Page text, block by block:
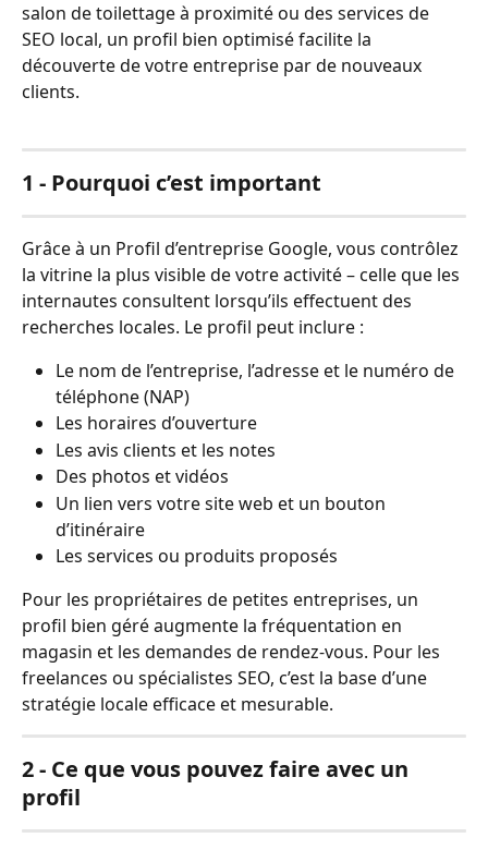
salon de toilettage à proximité ou des services de
SEO local, un profil bien optimisé facilite la
découverte de votre entreprise par de nouveaux
clients.
1 - Pourquoi c’est important
Grâce à un Profil d’entreprise Google, vous contrôlez
la vitrine la plus visible de votre activité – celle que les
internautes consultent lorsqu’ils effectuent des
recherches locales. Le profil peut inclure :
Le nom de l’entreprise, l’adresse et le numéro de
téléphone (NAP)
Les horaires d’ouverture
Les avis clients et les notes
Des photos et vidéos
Un lien vers votre site web et un bouton
d’itinéraire
Les services ou produits proposés
Pour les propriétaires de petites entreprises, un
profil bien géré augmente la fréquentation en
magasin et les demandes de rendez-vous. Pour les
freelances ou spécialistes SEO, c’est la base d’une
stratégie locale efficace et mesurable.
2 - Ce que vous pouvez faire avec un
profil